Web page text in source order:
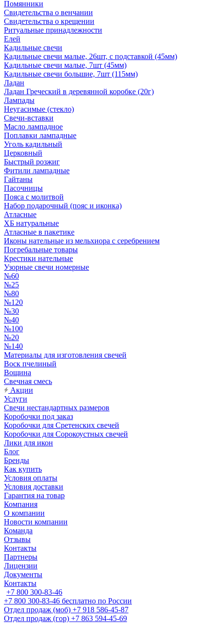
Помянники
Свидетельства о венчании
Свидетельства о крещении
Ритуальные принадлежности
Елей
Кадильные свечи
Кадильные свечи малые, 26шт, с подставкой (45мм)
Кадильные свечи малые, 7шт (45мм)
Кадильные свечи большие, 7шт (115мм)
Ладан
Ладан Греческий в деревянной коробке (20г)
Лампады
Неугасимые (стекло)
Свечи-вставки
Масло лампадное
Поплавки лампадные
Уголь кадильный
Церковный
Быстрый розжиг
Фитили лампадные
Гайтаны
Пасочницы
Пояса с молитвой
Набор подарочный (пояс и иконка)
Атласные
ХБ натуральные
Атласные в пакетике
Иконы нательные из мельхиора с серебрением
Погребальные товары
Крестики нательные
Узорные свечи номерные
№60
№25
№80
№120
№30
№40
№100
№20
№140
Материалы для изготовления свечей
Воск пчелиный
Вощина
Свечная смесь
Акции
Услуги
Свечи нестандартных размеров
Коробочки под заказ
Коробочки для Сретенских свечей
Коробочки для Сорокоустных свечей
Лики для икон
Блог
Бренды
Как купить
Условия оплаты
Условия доставки
Гарантия на товар
Компания
О компании
Новости компании
Команда
Отзывы
Контакты
Партнеры
Лицензии
Документы
Контакты
+7 800 300-83-46
+7 800 300-83-46 бесплатно по России
Отдел продаж (моб) +7 918 586-45-87
Отдел продаж (гор) +7 863 594-45-69